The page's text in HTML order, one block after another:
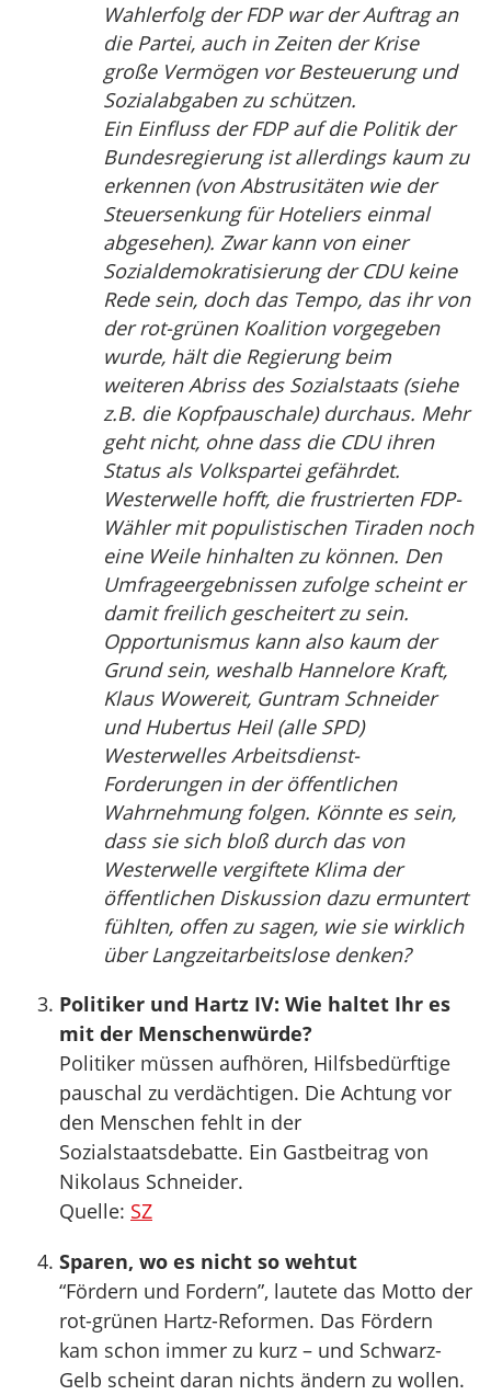
Wahlerfolg der FDP war der Auftrag an
die Partei, auch in Zeiten der Krise
große Vermögen vor Besteuerung und
Sozialabgaben zu schützen.
Ein Einfluss der FDP auf die Politik der
Bundesregierung ist allerdings kaum zu
erkennen (von Abstrusitäten wie der
Steuersenkung für Hoteliers einmal
abgesehen). Zwar kann von einer
Sozialdemokratisierung der CDU keine
Rede sein, doch das Tempo, das ihr von
der rot-grünen Koalition vorgegeben
wurde, hält die Regierung beim
weiteren Abriss des Sozialstaats (siehe
z.B. die Kopfpauschale) durchaus. Mehr
geht nicht, ohne dass die CDU ihren
Status als Volkspartei gefährdet.
Westerwelle hofft, die frustrierten FDP-
Wähler mit populistischen Tiraden noch
eine Weile hinhalten zu können. Den
Umfrageergebnissen zufolge scheint er
damit freilich gescheitert zu sein.
Opportunismus kann also kaum der
Grund sein, weshalb Hannelore Kraft,
Klaus Wowereit, Guntram Schneider
und Hubertus Heil (alle SPD)
Westerwelles Arbeitsdienst-
Forderungen in der öffentlichen
Wahrnehmung folgen. Könnte es sein,
dass sie sich bloß durch das von
Westerwelle vergiftete Klima der
öffentlichen Diskussion dazu ermuntert
fühlten, offen zu sagen, wie sie wirklich
über Langzeitarbeitslose denken?
Politiker und Hartz IV: Wie haltet Ihr es
mit der Menschenwürde?
Politiker müssen aufhören, Hilfsbedürftige
pauschal zu verdächtigen. Die Achtung vor
den Menschen fehlt in der
Sozialstaatsdebatte. Ein Gastbeitrag von
Nikolaus Schneider.
Quelle: SZ
Sparen, wo es nicht so wehtut
“Fördern und Fordern”, lautete das Motto der
rot-grünen Hartz-Reformen. Das Fördern
kam schon immer zu kurz – und Schwarz-
Gelb scheint daran nichts ändern zu wollen.